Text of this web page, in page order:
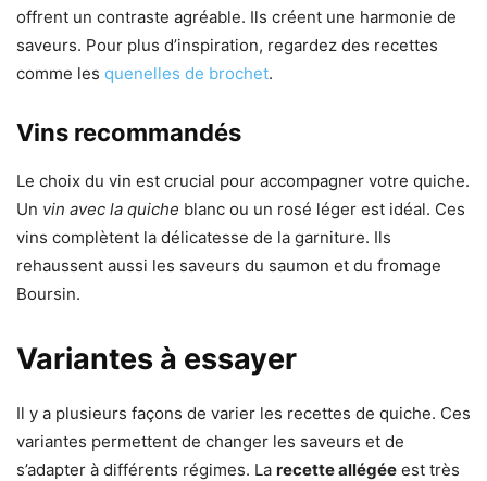
offrent un contraste agréable. Ils créent une harmonie de
saveurs. Pour plus d’inspiration, regardez des recettes
comme les quenelles de brochet.
Vins recommandés
Le choix du vin est crucial pour accompagner votre quiche.
Un vin avec la quiche blanc ou un rosé léger est idéal. Ces
vins complètent la délicatesse de la garniture. Ils
rehaussent aussi les saveurs du saumon et du fromage
Boursin.
Variantes à essayer
Il y a plusieurs façons de varier les recettes de quiche. Ces
variantes permettent de changer les saveurs et de
s’adapter à différents régimes. La recette allégée est très